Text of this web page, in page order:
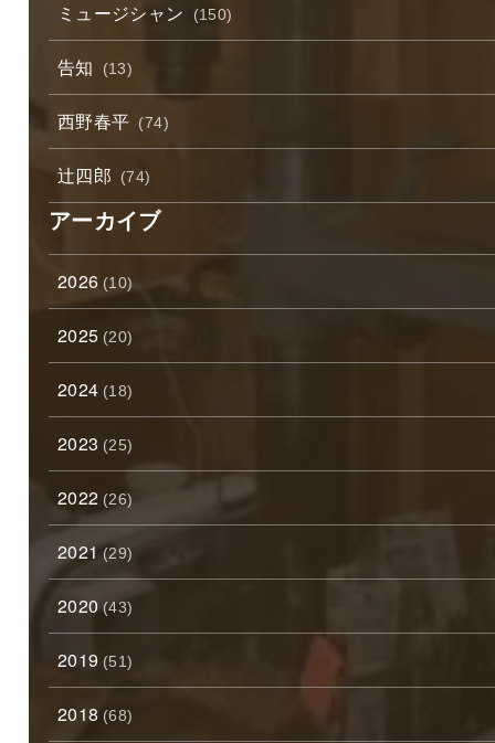
ミュージシャン (150)
告知 (13)
西野春平 (74)
辻四郎 (74)
アーカイブ
2026 (10)
2025 (20)
2024 (18)
2023 (25)
2022 (26)
2021 (29)
2020 (43)
2019 (51)
2018 (68)